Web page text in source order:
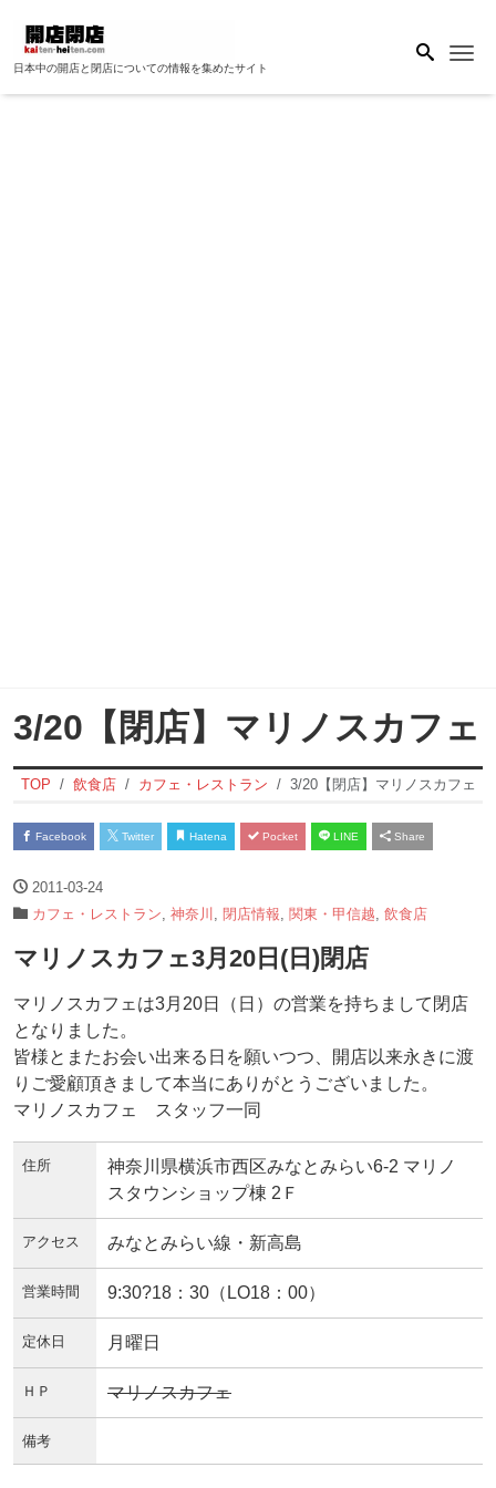
日本中の開店と閉店についての情報を集めたサイト
3/20【閉店】マリノスカフェ
TOP 飲食店 カフェ・レストラン 3/20【閉店】マリノスカフェ
Facebook Twitter Hatena Pocket LINE Share
2011-03-24
カフェ・レストラン 神奈川 閉店情報 関東・甲信越 飲食店
マリノスカフェ3月20日(日)閉店
マリノスカフェは3月20日（日）の営業を持ちまして閉店
となりました。
皆様とまたお会い出来る日を願いつつ、開店以来永きに渡
りご愛顧頂きまして本当にありがとうございました。
マリノスカフェ スタッフ一同
住所
神奈川県横浜市西区みなとみらい6-2 マリノ
スタウンショップ棟 2Ｆ
アクセス みなとみらい線・新高島
営業時間 9:30?18：30（LO18：00）
定休日 月曜日
ＨＰ マリノスカフェ
備考